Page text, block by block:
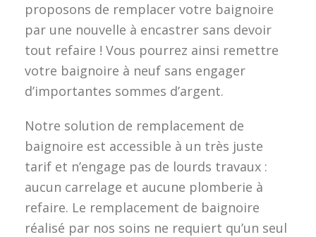
proposons de remplacer votre baignoire
par une nouvelle à encastrer sans devoir
tout refaire ! Vous pourrez ainsi remettre
votre baignoire à neuf sans engager
d’importantes sommes d’argent.
Notre solution de remplacement de
baignoire est accessible à un très juste
tarif et n’engage pas de lourds travaux :
aucun carrelage et aucune plomberie à
refaire. Le remplacement de baignoire
réalisé par nos soins ne requiert qu’un seul